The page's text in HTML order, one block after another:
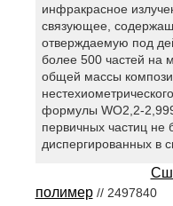
инфракрасное
связующее,
отверждаемую под
более 500 частей на
общей массы
формулы WO2,2-
первичных частиц не
диспергированных в
полимер// 2497840